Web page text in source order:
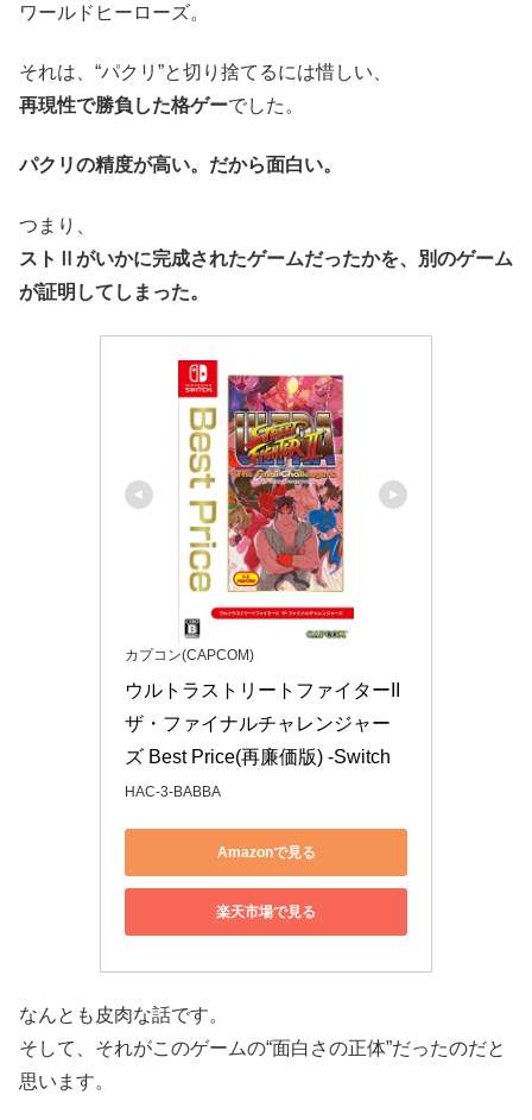
ワールドヒーローズ。
それは、“パクリ”と切り捨てるには惜しい、
再現性で勝負した格ゲーでした。
パクリの精度が高い。だから面白い。
つまり、
ストⅡがいかに完成されたゲームだったかを、別のゲーム
が証明してしまった。
カプコン(CAPCOM)
ウルトラストリートファイターII
ザ・ファイナルチャレンジャー
ズ Best Price(再廉価版) -Switch
HAC-3-BABBA
Amazonで見る
楽天市場で見る
なんとも皮肉な話です。
そして、それがこのゲームの“面白さの正体”だったのだと
思います。